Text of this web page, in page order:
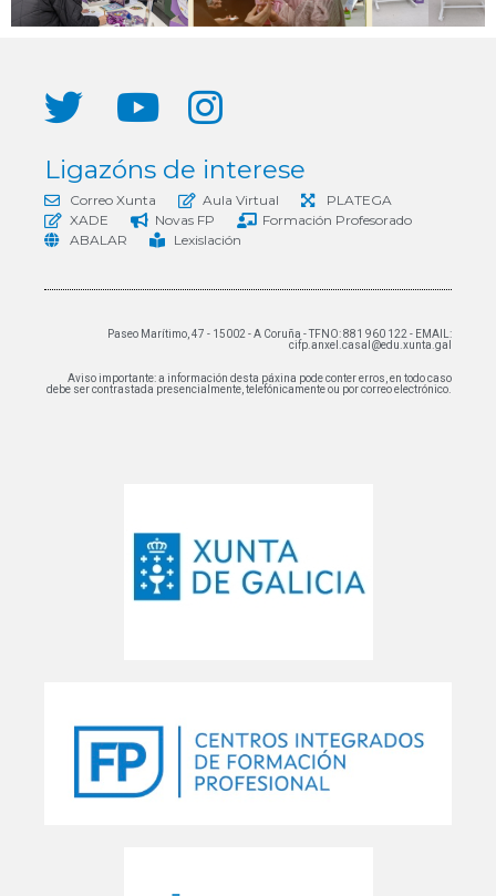
Ligazóns de interese
Correo Xunta Aula Virtual
PLATEGA
XADE
Novas FP
Formación Profesorado
ABALAR
Lexislación
Paseo Marítimo, 47 - 15002 - A Coruña - TFNO: 881 960 122 - EMAIL:
cifp.anxel.casal@edu.xunta.gal
Aviso importante: a información desta páxina pode conter erros, en todo caso
debe ser contrastada presencialmente, telefónicamente ou por correo electrónico.